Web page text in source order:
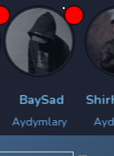
BaySad